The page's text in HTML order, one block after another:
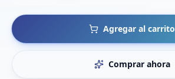
Agregar al carrito
Comprar ahora